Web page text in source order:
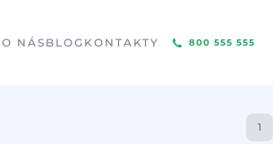
O NÁS BLOG KONTAKTY 800 555 555
1